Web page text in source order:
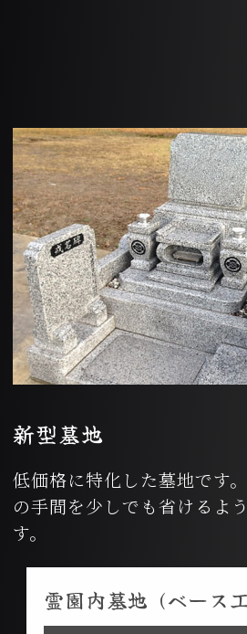
新型墓地
低価格に特化した墓地です
の手間を少しでも省けるよ
す。
霊園内墓地 (ベース